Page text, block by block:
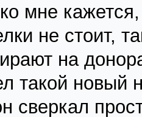
мне
не стоит,
на
такой новый
сверкал